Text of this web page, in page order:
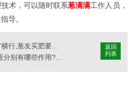
术，可以随时联系葱满满工作人员，
导。
返回
列表
大葱肥料"假货"横行,葱友买肥要多长个心眼